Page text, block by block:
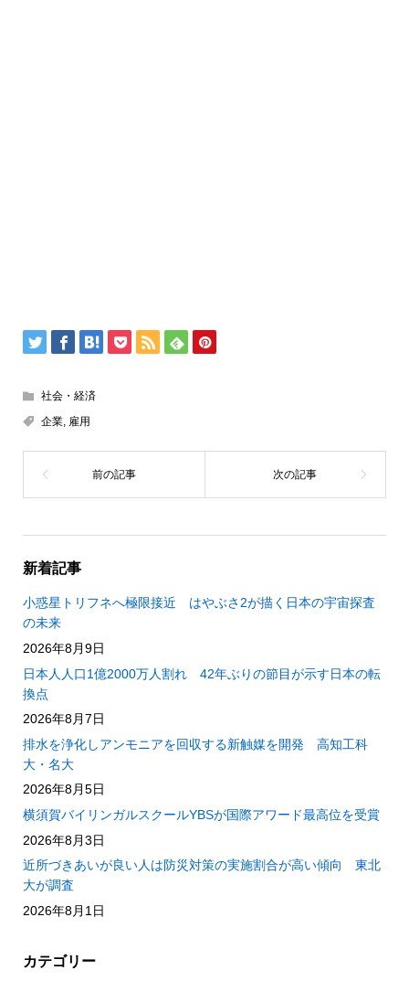
社会・経済
企業, 雇用
新着記事
小惑星トリフネへ極限接近 はやぶさ2が描く日本の宇宙探査
の未来
2026年8月9日
日本人人口1億2000万人割れ 42年ぶりの節目が示す日本の転
換点
2026年8月7日
排水を浄化しアンモニアを回収する新触媒を開発 高知工科
大・名大
2026年8月5日
横須賀バイリンガルスクールYBSが国際アワード最高位を受賞
2026年8月3日
近所づきあいが良い人は防災対策の実施割合が高い傾向 東北
大が調査
2026年8月1日
カテゴリー